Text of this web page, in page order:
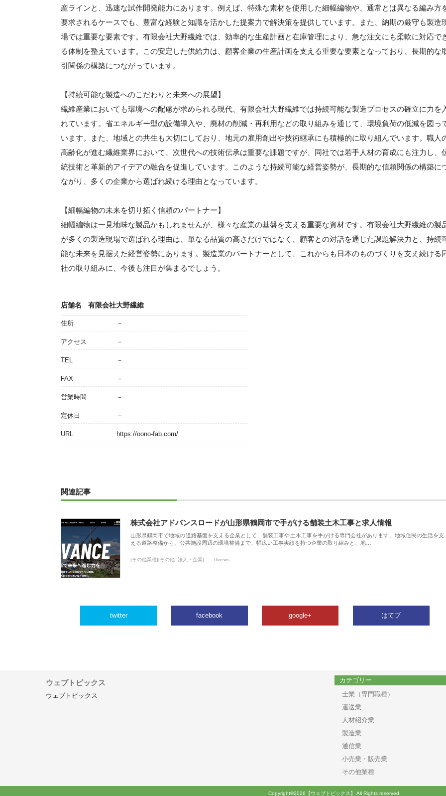
産ラインと、迅速な試作開発能力にあります。例えば、特殊な素材を使用した細幅編物や、通常とは異なる編み方
要求されるケースでも、豊富な経験と知識を活かした提案力で解決策を提供しています。また、納期の厳守も製造
場では重要な要素です。有限会社大野繊維では、効率的な生産計画と在庫管理により、急な注文にも柔軟に対応で
る体制を整えています。この安定した供給力は、顧客企業の生産計画を支える重要な要素となっており、長期的な
引関係の構築につながっています。
【持続可能な製造へのこだわりと未来への展望】
繊維産業においても環境への配慮が求められる現代、有限会社大野繊維では持続可能な製造プロセスの確立に力を
れています。省エネルギー型の設備導入や、廃材の削減・再利用などの取り組みを通じて、環境負荷の低減を図っ
います。また、地域との共生も大切にしており、地元の雇用創出や技術継承にも積極的に取り組んでいます。職人
高齢化が進む繊維業界において、次世代への技術伝承は重要な課題ですが、同社では若手人材の育成にも注力し、
統技術と革新的アイデアの融合を促進しています。このような持続可能な経営姿勢が、長期的な信頼関係の構築に
ながり、多くの企業から選ばれ続ける理由となっています。
【細幅編物の未来を切り拓く信頼のパートナー】
細幅編物は一見地味な製品かもしれませんが、様々な産業の基盤を支える重要な資材です。有限会社大野繊維の製
が多くの製造現場で選ばれる理由は、単なる品質の高さだけではなく、顧客との対話を通じた課題解決力と、持続
能な未来を見据えた経営姿勢にあります。製造業のパートナーとして、これからも日本のものづくりを支え続ける
社の取り組みに、今後も注目が集まるでしょう。
店舗名 有限会社大野繊維
住所 －
アクセス －
TEL －
FAX －
営業時間 －
定休日 －
URL https://oono-fab.com/
関連記事
株式会社アドバンスロードが山形県鶴岡市で手がける舗装土木工事と求人情報
山形県鶴岡市で地域の道路基盤を支える企業として、舗装工事や土木工事を手がける専門会社があります。地域住民の生活を支
える道路整備から、公共施設周辺の環境整備まで、幅広い工事実績を持つ企業の取り組みと、地…
[その他業種][その他_法人・企業] 0views
twitter facebook google+ はてブ
ウェブトピックス
ウェブトピックス
カテゴリー
士業（専門職種）
運送業
人材紹介業
製造業
通信業
小売業・販売業
その他業種
Copyright©2026【ウェブトピックス】 All Rights reserved.